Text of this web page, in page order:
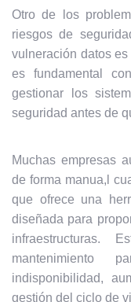
Otro de los
riesgos de
vulneración datos
es fundamental
gestionar los
seguridad antes de
Muchas empresas
de forma manua,l
que ofrece una
diseñada para
infraestructuras.
mantenimiento
indisponibilidad,
gestión del ciclo de